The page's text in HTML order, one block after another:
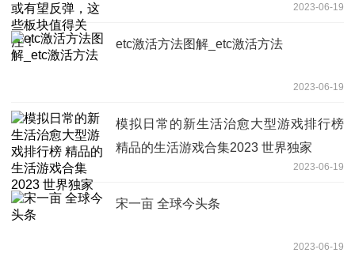
2023-06-19
etc激活方法图解_etc激活方法
2023-06-19
模拟日常的新生活治愈大型游戏排行榜
精品的生活游戏合集2023 世界独家
2023-06-19
宋一亩 全球今头条
2023-06-19